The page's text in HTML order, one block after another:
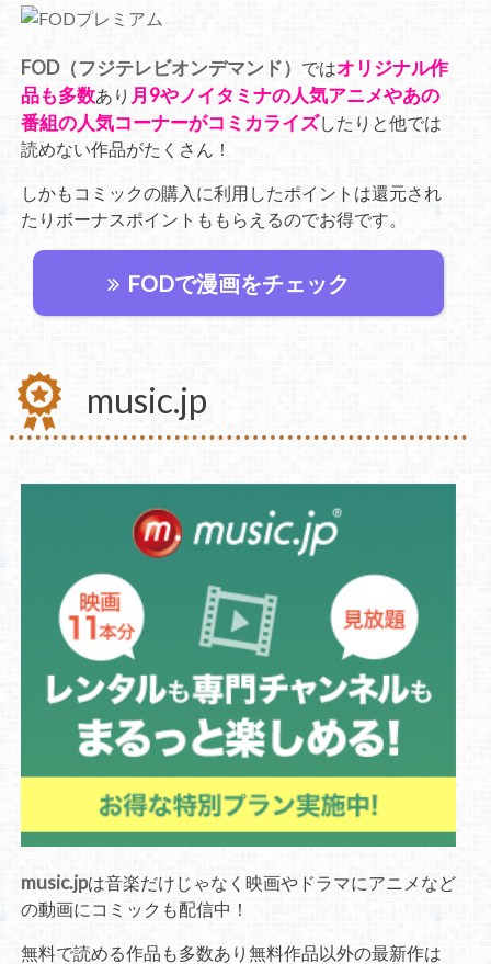
FOD（フジテレビオンデマンド） ではオリジナル作
品も多数あり 月9やノイタミナの人気アニメやあの
番組の人気コーナーがコミカライズしたりと他では
読めない作品がたくさん！
しかもコミックの購入に利用したポイントは還元され
たりボーナスポイントももらえるのでお得です。
FODで漫画をチェック
music.jp
music.jpは音楽だけじゃなく映画やドラマにアニメなど
の動画にコミックも配信中！
無料で読める作品も多数あり無料作品以外の最新作は